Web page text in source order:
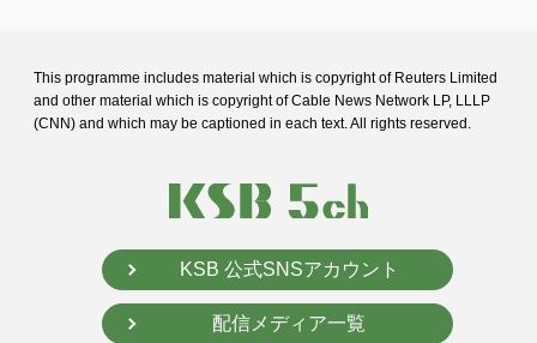
This programme includes material which is copyright of Reuters Limited
and other material which is copyright of Cable News Network LP, LLLP
(CNN) and which may be captioned in each text. All rights reserved.
KSB 公式SNSアカウント
配信メディア一覧